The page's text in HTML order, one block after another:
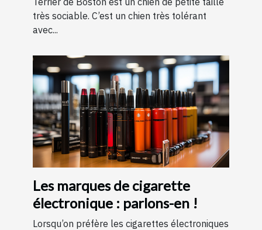
très sociable. C’est un chien très tolérant
avec...
Les marques de cigarette
électronique : parlons-en !
Lorsqu’on préfère les cigarettes électroniques